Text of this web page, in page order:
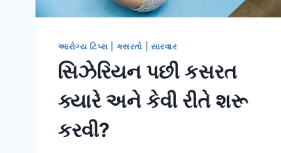
આરોગ્ય ટિપ્સ કસરતો સારવાર
સિઝેરિયન પછી કસરત
ક્યારે અને કેવી રીતે શરૂ
કરવી?